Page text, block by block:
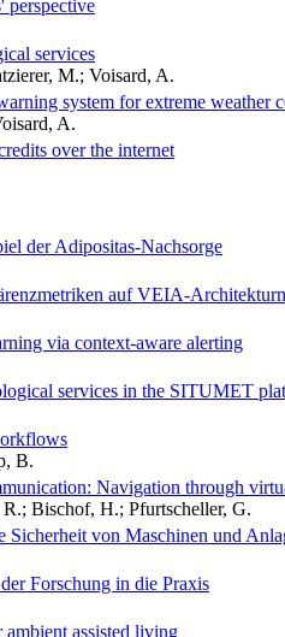
perspective
services
M.; Voisard, A.
system for extreme weather
A.
over the internet
der Adipositas-Nachsorge
auf VEIA-
via context-aware alerting
services in the SITUMET
B.
Navigation through
Bischof, H.; Pfurtscheller, G.
von Maschinen und
Forschung in die Praxis
assisted living